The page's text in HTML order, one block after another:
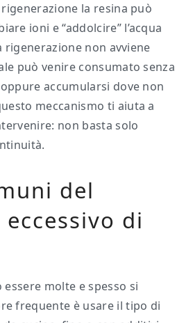
la resina può
ioni e “addolcire” l’acqua
rigenerazione non avviene
può venire consumato senza
accumularsi dove non
meccanismo ti aiuta a
non basta solo
del
di
molte e spesso si
frequente è usare il tipo di